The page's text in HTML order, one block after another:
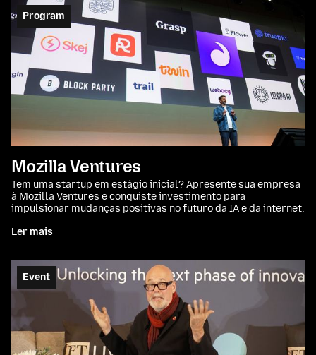
Mozilla Ventures
Program
Tem uma startup em estágio inicial? Apresente sua empresa
à Mozilla Ventures e conquiste investimento para
impulsionar mudanças positivas no futuro da IA e da internet.
Ler mais
Event